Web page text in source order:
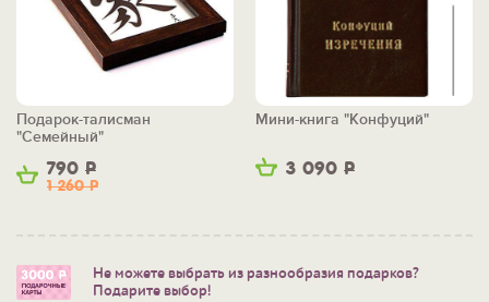
790 Р
1 260Р
Подарок-талисман
"Семейный"
3 090 Р
Мини-книга "Конфуций"
Не можете выбрать из разнообразия подарков?
Подарите выбор!